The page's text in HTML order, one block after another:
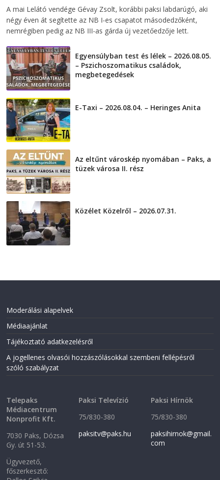
A mai Lelátó vendége Gévay Zsolt, korábbi paksi labdarúgó, aki
négy éven át segítette az NB I-es csapatot másodedzőként,
nemrégiben pedig az NB III-as gárda új vezetőedzője lett.
Egyensúlyban test és lélek – 2026.08.05.
– Pszichoszomatikus családok,
megbetegedések
E-Taxi – 2026.08.04. – Heringes Anita
Az eltűnt városkép nyomában – Paks, a
tüzek városa II. rész
Közélet Közelről – 2026.07.31.
Moderálási alapelvek
Médiaajánlat
Tájékoztató adatkezelésről
A jogellenes olvasói hozzászólásokkal szembeni fellépésről
szóló szabályzat
Telepaks
Médiacentrum
Nonprofit Kft.
7030 Paks, Dózsa
Gy. út 51-53.
Ügyvezető,
főszerkesztő:
Paksi Televízió
75/830-380
paksitv@paks.hu
Paksi Hírnök
75/830-380
paksihirnok@gmail.
com